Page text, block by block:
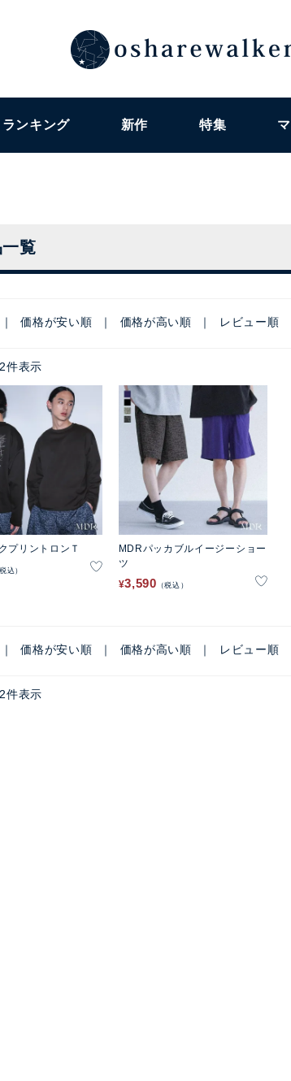
ランキング 新作 特集
覧
価格が安い順 価格が高い順 レビュー順
2件表示
プリントロンＴ
込
MDRパッカブルイージーショー
ツ
¥3,590 税込
価格が安い順 価格が高い順 レビュー順
2件表示